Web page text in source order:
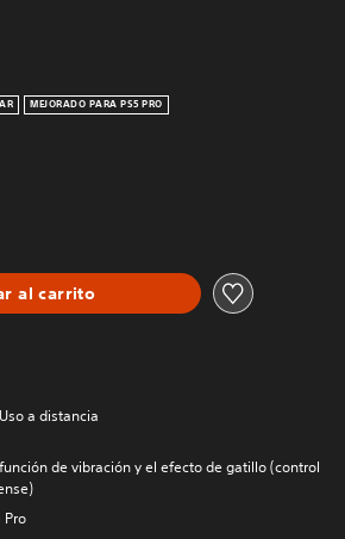
MEJORADO PARA PS5 PRO
al carrito
a distancia
de vibración y el efecto de gatillo (control
Pro